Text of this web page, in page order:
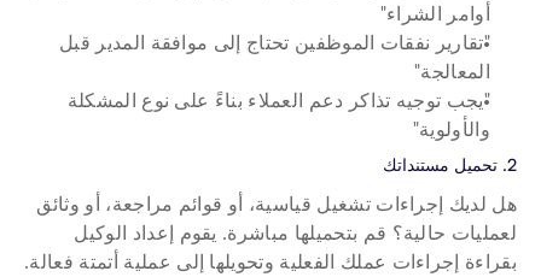
أوامر الشراء"
المعالجة"
والأولوية"
2. تحميل مستنداتك
بقراءة إجراءات عملك الفعلية وتحويلها إلى عملية أتمتة فعالة.